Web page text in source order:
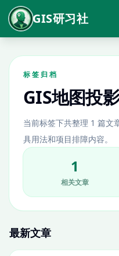
GIS研习社
标签归档
GIS地图投
当前标签下共整理 1 篇文
具用法和项目排障内容。
1
相关文章
最新文章